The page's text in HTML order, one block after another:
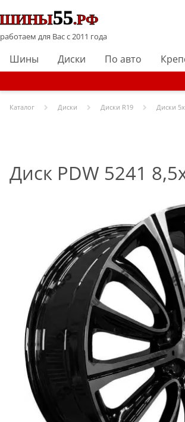
работаем для Вас с 2011 года
Шины Диски По авто
Каталог Диски Диски R19 Диски
Диск PDW 5241